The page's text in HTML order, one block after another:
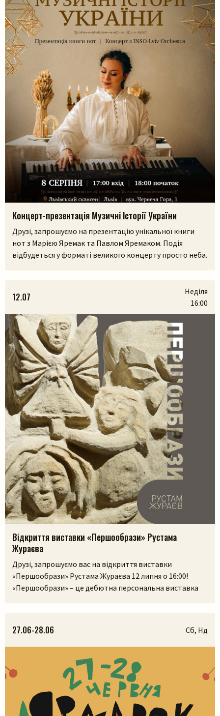
Пошук на сайті
Шукати
Концерт-презентація Музичні Історії України
Друзі, запрошуємо на презентацію унікальної книги
нот з Марією Яремак та Павлом Яремаком. Подія
відбудеться у форматі великого концерту просто неба.
народилися з українських легенд, природи та музики.
На вас чекають:– презентація книги разом з авторами
Марією Яремак та Павлом Яремаком.– […]
12.07
Неділя
16:00
Відкриття виставки «Першообрази» Рустама
Жураєва
Друзі, запрошуємо вас на відкриття виставки
«Першообрази» Рустама Жураєва 12 липня о 16:00!
«Першообрази» – це дебютна персональна виставка
передати досвід і встановити зв’язок із сакральним.
Камінь, як матеріал, існував задовго до появи людини,
27.06-28.06 Сб, Нд